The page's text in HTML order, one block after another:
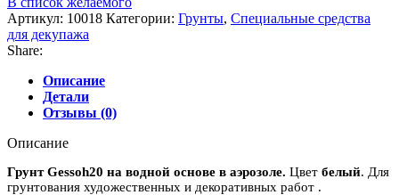
Грунт
Gesso
h20
водной
основе
400
Артикул: 10018 Категории: Грунты, Специальные средства
для декупажа
Share:
Описание
Детали
Отзывы (0)
Описание
Грунт Gessoh20 на водной основе в аэрозоле. Цвет белый. Для
грунтования художественных и декоративных работ .